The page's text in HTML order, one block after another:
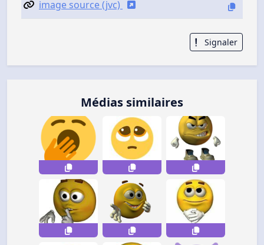
image source (jvc)
Signaler
Médias similaires